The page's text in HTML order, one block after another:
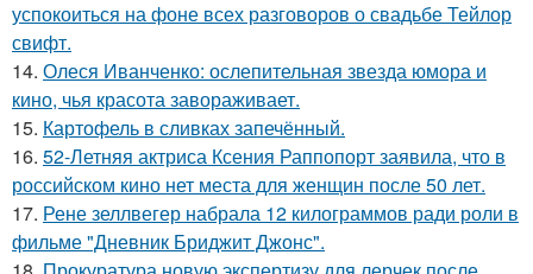
успокоиться на фоне всех разговоров о свадьбе Тейлор
свифт.
14. Олеся Иванченко: ослепительная звезда юмора и
кино, чья красота завораживает.
15. Картофель в сливках запечённый.
16. 52-Летняя актриса Ксения Раппопорт заявила, что в
российском кино нет места для женщин после 50 лет.
17. Рене зеллвегер набрала 12 килограммов ради роли в
фильме "Дневник Бриджит Джонс".